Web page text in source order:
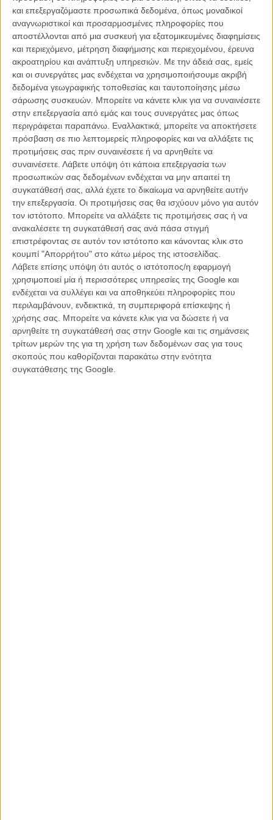
και επεξεργαζόμαστε προσωπικά δεδομένα, όπως μοναδικοί
αναγνωριστικοί και προσαρμοσμένες πληροφορίες που
αποστέλλονται από μια συσκευή για εξατομικευμένες διαφημίσεις
και περιεχόμενο, μέτρηση διαφήμισης και περιεχομένου, έρευνα
ακροατηρίου και ανάπτυξη υπηρεσιών. Με την άδειά σας, εμείς
και οι συνεργάτες μας ενδέχεται να χρησιμοποιήσουμε ακριβή
δεδομένα γεωγραφικής τοποθεσίας και ταυτοποίησης μέσω
σάρωσης συσκευών. Μπορείτε να κάνετε κλικ για να συναινέσετε
στην επεξεργασία από εμάς και τους συνεργάτες μας όπως
περιγράφεται παραπάνω. Εναλλακτικά, μπορείτε να αποκτήσετε
πρόσβαση σε πιο λεπτομερείς πληροφορίες και να αλλάξετε τις
προτιμήσεις σας πριν συναινέσετε ή να αρνηθείτε να
συναινέσετε. Λάβετε υπόψη ότι κάποια επεξεργασία των
προσωπικών σας δεδομένων ενδέχεται να μην απαιτεί τη
συγκατάθεσή σας, αλλά έχετε το δικαίωμα να αρνηθείτε αυτήν
την επεξεργασία. Οι προτιμήσεις σας θα ισχύουν μόνο για αυτόν
τον ιστότοπο. Μπορείτε να αλλάξετε τις προτιμήσεις σας ή να
ανακαλέσετε τη συγκατάθεσή σας ανά πάσα στιγμή
επιστρέφοντας σε αυτόν τον ιστότοπο και κάνοντας κλικ στο
κουμπί "Απορρήτου" στο κάτω μέρος της ιστοσελίδας.
Λάβετε επίσης υπόψη ότι αυτός ο ιστότοπος/η εφαρμογή
χρησιμοποιεί μία ή περισσότερες υπηρεσίες της Google και
ενδέχεται να συλλέγει και να αποθηκεύει πληροφορίες που
περιλαμβάνουν, ενδεικτικά, τη συμπεριφορά επίσκεψης ή
χρήσης σας. Μπορείτε να κάνετε κλικ για να δώσετε ή να
αρνηθείτε τη συγκατάθεσή σας στην Google και τις σημάνσεις
τρίτων μερών της για τη χρήση των δεδομένων σας για τους
σκοπούς που καθορίζονται παρακάτω στην ενότητα
συγκατάθεσης της Google.
Η ταινία, στην οποία συμπρωταγωνιστεί ο Τζέρεμι Στρονγκ στον
ρόλο του δικηγόρου Ρόι Κον, καταγράφει την πορεία του Τραμπ ως
νεαρού επιχειρηματία ακινήτων στη Νέα Υόρκη και είχε προκαλέσει
έντονες αντιδράσεις ήδη πριν από την πρεμιέρα της στις Κάννες το
2024.
Ο ίδιος ο Τραμπ είχε επιχειρήσει να μπλοκάρει την κυκλοφορία της,
χαρακτηρίζοντάς την μέσω του λογαριασμού του στο Truth Social
«φτηνό, συκοφαντικό και πολιτικά αποκρουστικό συνονθύλευμα»,
κατηγορώντας την ότι στοχεύει να πλήξει το κίνημα MAGA ενόψει
των εκλογών του 2024.
Ο σκηνοθέτης Αλί Αμπάσι είχε απαντήσει δημοσίως μέσω Χ,
ευχαριστώντας τον Τραμπ για την αναφορά και δηλώνοντας
διαθέσιμος για επικοινωνία, σημειώνοντας με ειρωνικό τόνο ότι το
πρόγραμμα προβολών του ήταν ιδιαίτερα φορτωμένο.
Thanks for getting back to us
@realDonaldTrump. I am available to talk
further if you want. Today is a tight day w a
lot of press for#TheApprenticebut i might be
able to give you a call tomorrow.
pic.twitter.com/TU1b3Qg2rL